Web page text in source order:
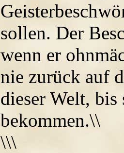
sollen. Der
wenn er
nie zurück auf
dieser Welt,
bekommen.\\
\\\